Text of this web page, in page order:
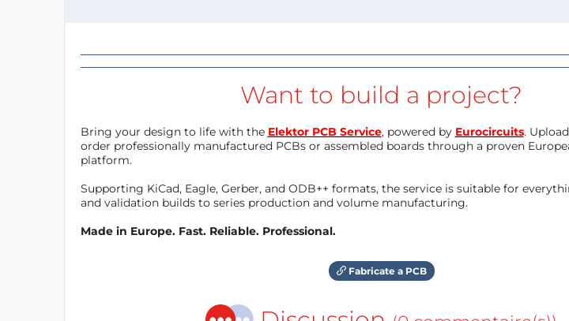
Want to build a project?
Bring your design to life with the Elektor PCB Service, powered by Eurocircuits.
order professionally manufactured PCBs or assembled boards through a proven
platform.
Supporting KiCad, Eagle, Gerber, and ODB++ formats, the service is suitable for
and validation builds to series production and volume manufacturing.
Made in Europe. Fast. Reliable. Professional.
Fabricate a PCB